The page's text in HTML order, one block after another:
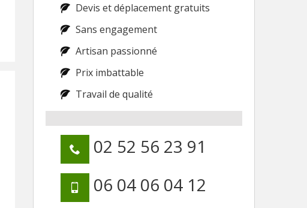
Devis et déplacement gratuits
Sans engagement
Artisan passionné
Prix imbattable
Travail de qualité
02 52 56 23 91
06 04 06 04 12